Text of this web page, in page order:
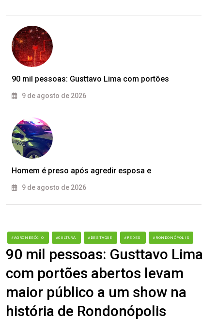
90 mil pessoas: Gusttavo Lima com portões
9 de agosto de 2026
Homem é preso após agredir esposa e
9 de agosto de 2026
#AGRONEGÓCIO #CULTURA #DESTAQUE #REDES #RONDONÓPOLIS
90 mil pessoas: Gusttavo Lima
com portões abertos levam
maior público a um show na
história de Rondonópolis